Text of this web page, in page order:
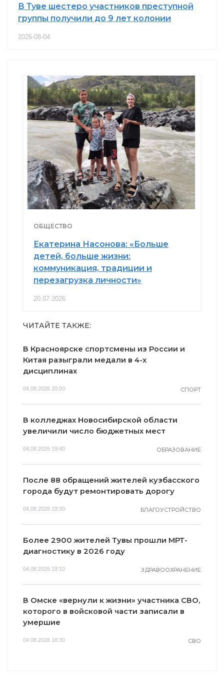
В Туве шестеро участников преступной
группы получили до 9 лет колонии
2026-08-04
ОБЩЕСТВО
Екатерина Насонова: «Больше
детей, больше жизни:
коммуникация, традиции и
перезагрузка личности»
20.07.2026
ЧИТАЙТЕ ТАКЖЕ:
В Красноярске спортсмены из России и
Китая разыграли медали в 4-х
дисциплинах
04.08.2026 20:00 СПОРТ
В колледжах Новосибирской области
увеличили число бюджетных мест
04.08.2026 19:40 ОБРАЗОВАНИЕ
После 88 обращений жителей кузбасского
города будут ремонтировать дорогу
04.08.2026 19:30 БЛАГОУСТРОЙСТВО
Более 2900 жителей Тувы прошли МРТ-
диагностику в 2026 году
04.08.2026 19:10 ЗДРАВООХРАНЕНИЕ
В Омске «вернули к жизни» участника СВО,
которого в войсковой части записали в
умершие
04.08.2026 18:30 СВО